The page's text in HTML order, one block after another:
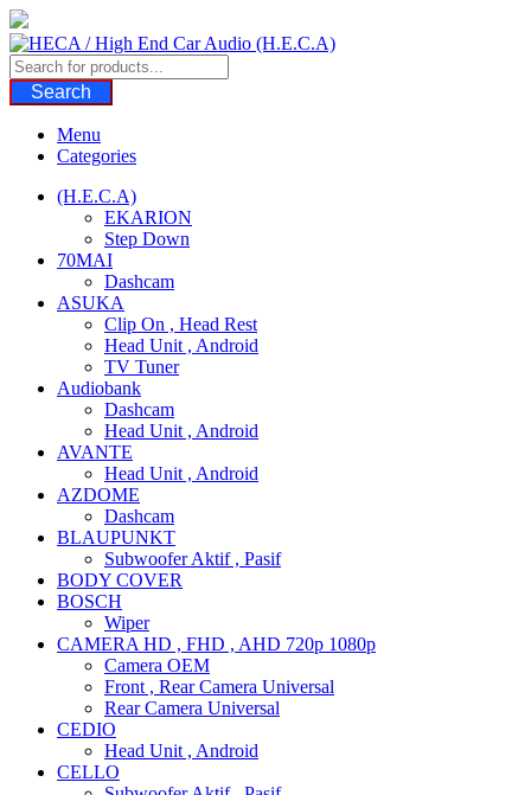
Skip
to
content
Search
Menu
Categories
(H.E.C.A)
EKARION
Step Down
70MAI
Dashcam
ASUKA
Clip On , Head Rest
Head Unit , Android
TV Tuner
Audiobank
Dashcam
Head Unit , Android
AVANTE
Head Unit , Android
AZDOME
Dashcam
BLAUPUNKT
Subwoofer Aktif , Pasif
BODY COVER
BOSCH
Wiper
CAMERA HD , FHD , AHD 720p 1080p
Camera OEM
Front , Rear Camera Universal
Rear Camera Universal
CEDIO
Head Unit , Android
CELLO